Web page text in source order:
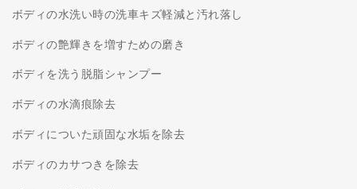
ボディの水洗い時の洗車キズ軽減と汚れ落し
ボディの艶輝きを増すための磨き
ボディを洗う脱脂シャンプー
ボディの水滴痕除去
ボディについた頑固な水垢を除去
ボディのカサつきを除去